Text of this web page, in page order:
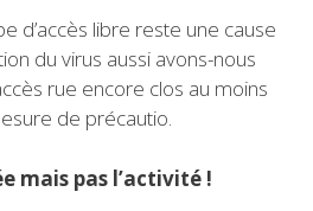
d’accès libre reste une cause
du virus aussi avons-nous
rue encore clos au moins
de précautio.
mais pas l’activité !